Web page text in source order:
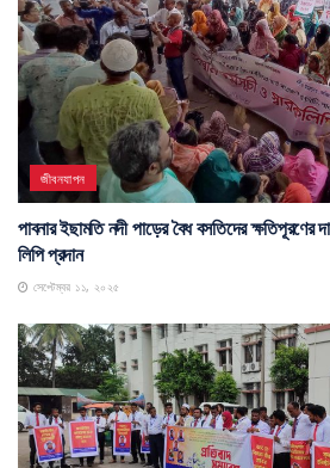
জীবনযাপন
পাবনার ইছামতি নদী পাড়ের বৈধ বসতিদের ক্ষতিপূরণের
লিপি প্রদান
সেপ্টেম্বর ১১, ২০২৫